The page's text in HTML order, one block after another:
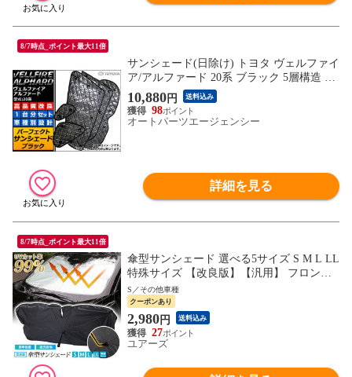
8/7時点_ポイント最大11倍
サンシェード(日除け) トヨタ ヴェルファイ
ア/アルファード 20系 ブラック 5層構造 入
数：1台分フルセット APSH-BLACK-013
10,880円 送料込み
98
オートパーツエージェンシー
詳細を見る
8/7時点_ポイント最大11倍
傘型サンシェード 選べる5サイズ S M L LL
特殊サイズ 【改良版】【汎用】 フロント
用 フロントガラス uvカット 紫外線カット
紫外線対策 日除け 遮光 車用 日焼け対策
プライバシー保護 傘 [1]
S／その他車種
クーポンあり
2,980円 送料込み
27
ユアーズ